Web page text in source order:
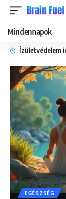
Mindennapok
EGÉSZSÉG